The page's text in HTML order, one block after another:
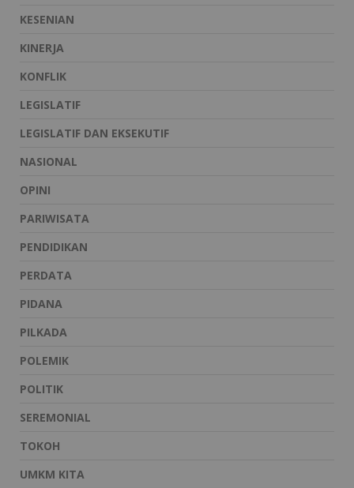
KESENIAN
KINERJA
KONFLIK
LEGISLATIF
LEGISLATIF DAN EKSEKUTIF
NASIONAL
OPINI
PARIWISATA
PENDIDIKAN
PERDATA
PIDANA
PILKADA
POLEMIK
POLITIK
SEREMONIAL
TOKOH
UMKM KITA